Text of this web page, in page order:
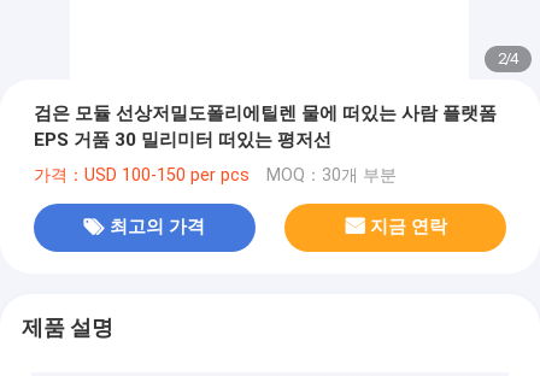
2/4
검은 모듈 선상저밀도폴리에틸렌 물에 떠있는 사람 플랫폼
EPS 거품 30 밀리미터 떠있는 평저선
가격：USD 100-150 per pcs MOQ：30개 부분
최고의 가격 지금 연락
제품 설명